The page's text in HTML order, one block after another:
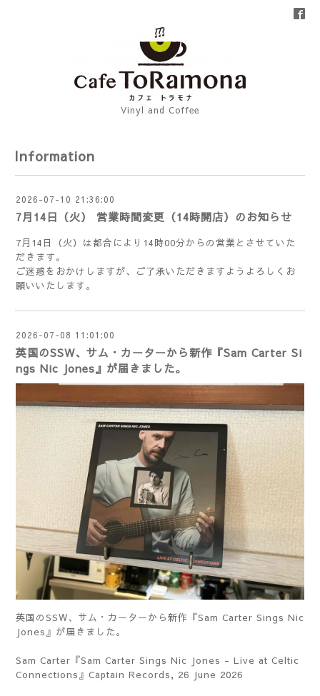
Vinyl and Coffee
Information
2026-07-10 21:36:00
7月14日（火） 営業時間変更（14時開店）のお知らせ
7月14日（火）は都合により14時00分からの営業とさせていた
だきます。
ご迷惑をおかけしますが、ご了承いただきますようよろしくお
願いいたします。
2026-07-08 11:01:00
英国のSSW、サム・カーターから新作『Sam Carter Si
ngs Nic Jones』が届きました。
英国のSSW、サム・カーターから新作『Sam Carter Sings Nic
Jones』が届きました。
Sam Carter『Sam Carter Sings Nic Jones - Live at Celtic
Connections』Captain Records, 26 June 2026